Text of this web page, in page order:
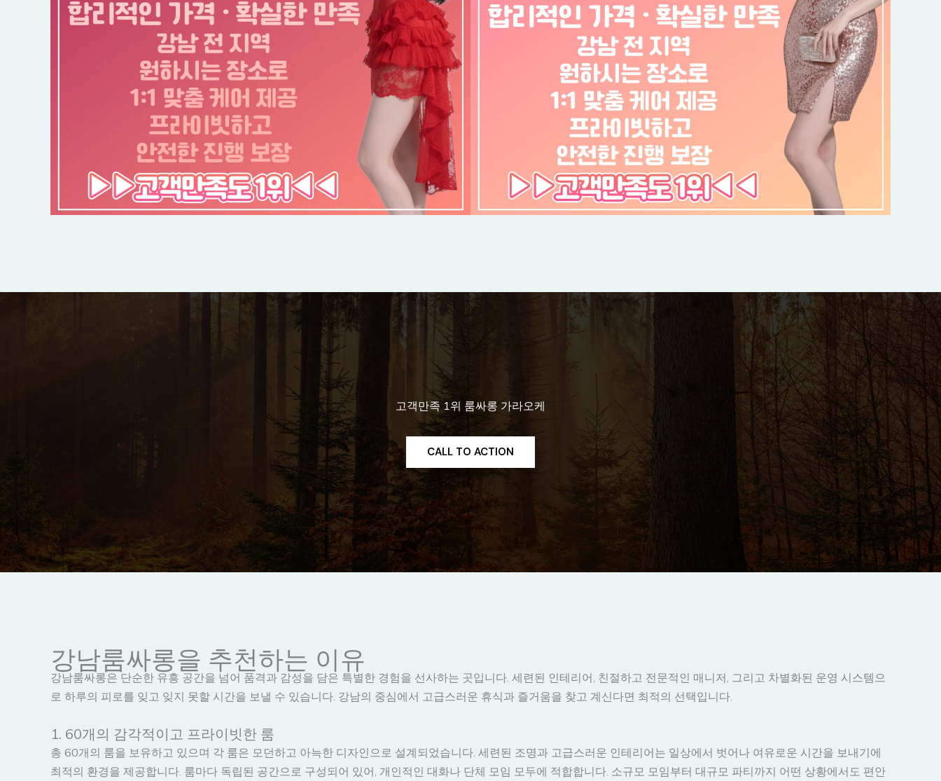
고객만족 1위 룸싸롱 가라오케
CALL TO ACTION
강남룸싸롱을 추천하는 이유
강남룸싸롱은 단순한 유흥 공간을 넘어 품격과 감성을 담은 특별한 경험을 선사하는 곳입니다. 세련된 인테리어, 친절하고 전문적인 매니저, 그리고 차별화된 운영 시스템으
로 하루의 피로를 잊고 잊지 못할 시간을 보낼 수 있습니다. 강남의 중심에서 고급스러운 휴식과 즐거움을 찾고 계신다면 최적의 선택입니다.
1. 60개의 감각적이고 프라이빗한 룸
총 60개의 룸을 보유하고 있으며 각 룸은 모던하고 아늑한 디자인으로 설계되었습니다. 세련된 조명과 고급스러운 인테리어는 일상에서 벗어나 여유로운 시간을 보내기에
최적의 환경을 제공합니다. 룸마다 독립된 공간으로 구성되어 있어, 개인적인 대화나 단체 모임 모두에 적합합니다. 소규모 모임부터 대규모 파티까지 어떤 상황에서도 편안